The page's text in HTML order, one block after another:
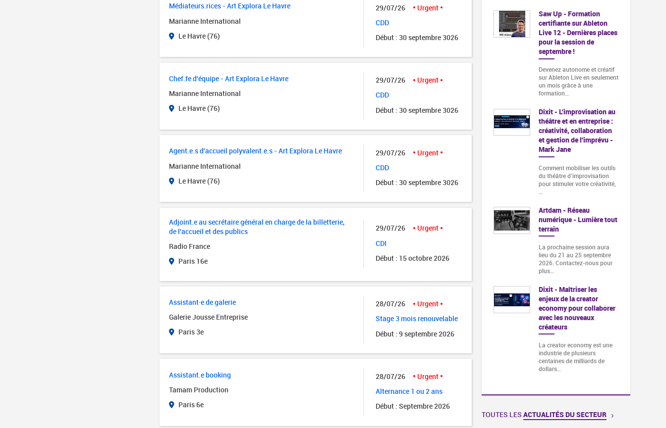
Médiateurs.rices - Art Explora Le Havre
Marianne International
Le Havre (76)
29/07/26
Urgent
CDD
Début : 30 septembre 3026
Chef.fe d'équipe - Art Explora Le Havre
Marianne International
Le Havre (76)
29/07/26
Urgent
CDD
Début : 30 septembre 3026
Agent.e.s d'accueil polyvalent.e.s - Art Explora Le Havre
Marianne International
Le Havre (76)
29/07/26
Urgent
CDD
Début : 30 septembre 3026
Adjoint.e au secrétaire général en charge de la billetterie,
de l'accueil et des publics
Radio France
Paris 16e
29/07/26
Urgent
CDI
Début : 15 octobre 2026
Assistant·e de galerie
Galerie Jousse Entreprise
Paris 3e
28/07/26
Urgent
Stage 3 mois renouvelable
Début : 9 septembre 2026
Assistant.e booking
Tamam Production
Paris 6e
28/07/26
Urgent
Alternance 1 ou 2 ans
Début : Septembre 2026
Saw Up - Formation
certifiante sur Ableton
Live 12 - Dernières places
pour la session de
septembre !
Devenez autonome et créatif
sur Ableton Live en seulement
un mois grâce à une
formation…
Dixit - L'improvisation au
théâtre et en entreprise :
créativité, collaboration
et gestion de l'imprévu -
Mark Jane
Comment mobiliser les outils
du théâtre d’improvisation
pour stimuler votre créativité,
Artdam - Réseau
numérique - Lumière tout
terrain
La prochaine session aura
lieu du 21 au 25 septembre
2026. Contactez-nous pour
plus…
Dixit - Maîtriser les
enjeux de la creator
economy pour collaborer
avec les nouveaux
créateurs
La creator economy est une
industrie de plusieurs
centaines de milliards de
dollars…
TOUTES LES ACTUALITÉS DU SECTEUR